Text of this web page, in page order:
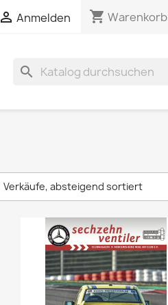
 Anmelden shopping_cart Warenkorb
search
Verkäufe, absteigend sortiert